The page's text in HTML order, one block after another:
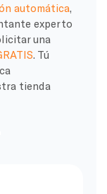
automática,
experto
una
. Tú
tienda